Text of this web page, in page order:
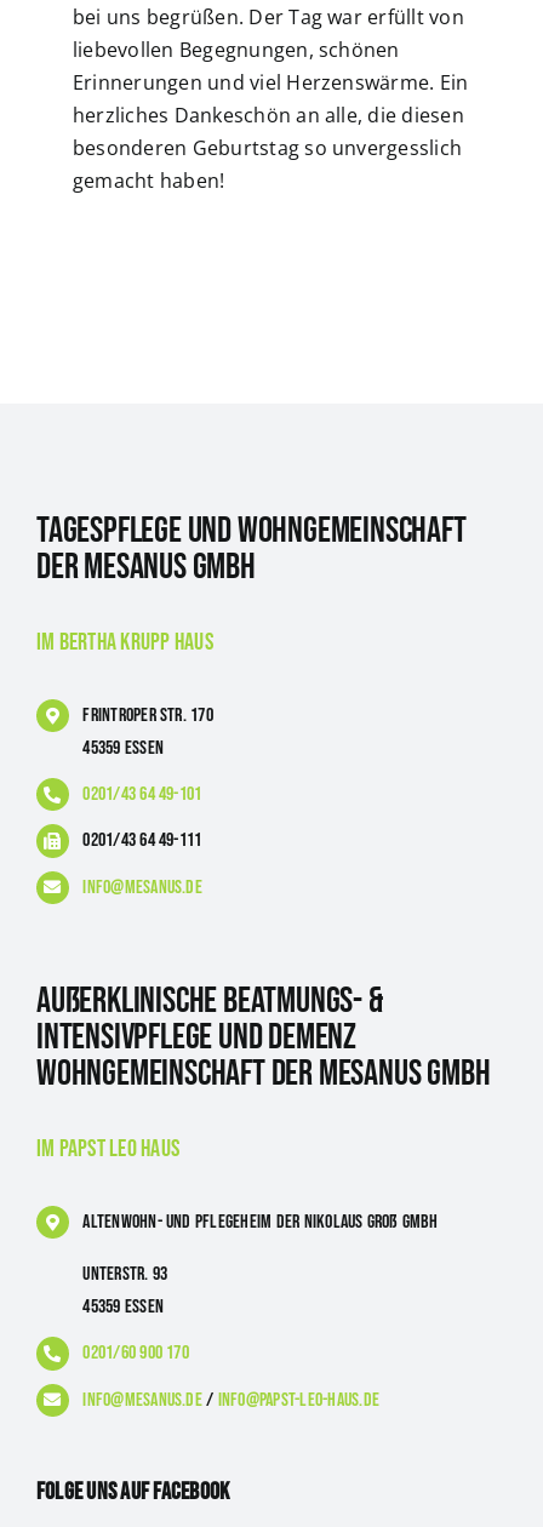
bei uns begrüßen. Der Tag war erfüllt von
liebevollen Begegnungen, schönen
Erinnerungen und viel Herzenswärme. Ein
herzliches Dankeschön an alle, die diesen
besonderen Geburtstag so unvergesslich
gemacht haben!
Tagespflege und Wohngemeinschaft
der Mesanus GmbH
im Bertha Krupp Haus
Frintroper Str. 170
45359 Essen
0201/43 64 49-101
0201/43 64 49-111
info@mesanus.de
Außerklinische Beatmungs- &
Intensivpflege und Demenz
Wohngemeinschaft der Mesanus GmbH
im Papst Leo Haus
Altenwohn- und Pflegeheim der Nikolaus Groß GmbH
Unterstr. 93
45359 Essen
0201/60 900 170
info@mesanus.de/ info@papst-leo-haus.de
Folge uns auf Facebook